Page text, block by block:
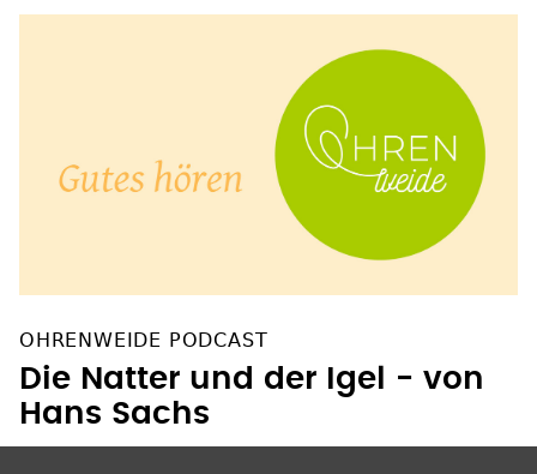
OHRENWEIDE PODCAST
Die Natter und der Igel - von
Hans Sachs